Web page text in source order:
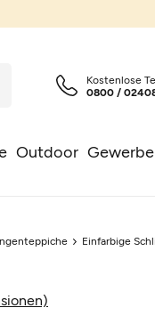
Outdoor Gewerbe
Kostenlose
0800 /
Einfarbige